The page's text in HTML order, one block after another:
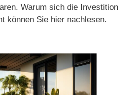
Warum sich die Investition
können Sie hier nachlesen.